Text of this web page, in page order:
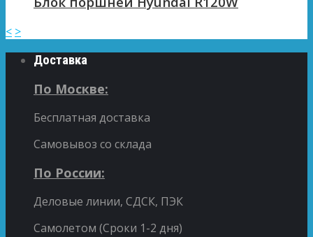
< >
Доставка
По Москве:
Бесплатная доставка
Самовывоз со склада
По России:
Деловые линии, СДСК, ПЭК
Самолетом (Сроки 1-2 дня)